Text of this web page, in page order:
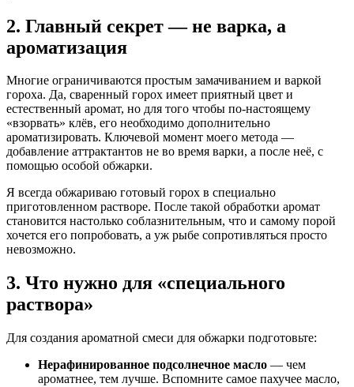
2. Главный секрет — не варка, а
ароматизация
Многие ограничиваются простым замачиванием и варкой
гороха. Да, сваренный горох имеет приятный цвет и
естественный аромат, но для того чтобы по-настоящему
«взорвать» клёв, его необходимо дополнительно
ароматизировать. Ключевой момент моего метода —
добавление аттрактантов не во время варки, а после неё, с
помощью особой обжарки.
Я всегда обжариваю готовый горох в специально
приготовленном растворе. После такой обработки аромат
становится настолько соблазнительным, что и самому порой
хочется его попробовать, а уж рыбе сопротивляться просто
невозможно.
3. Что нужно для «специального
раствора»
Для создания ароматной смеси для обжарки подготовьте:
Нерафинированное подсолнечное масло — чем
ароматнее, тем лучше. Вспомните самое пахучее масло,